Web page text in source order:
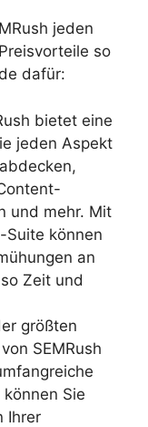
jeden
so
dafür:
bietet eine
jeden Aspekt
und mehr. Mit
Suite können
an
Zeit und
größten
SEMRush
Sie
Ihrer